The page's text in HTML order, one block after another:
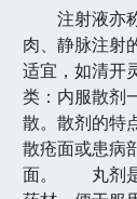
注射液亦称
肉、静脉注射
适宜，如清
类：内服散剂
散。散剂的特
散疮面或患病
面。 丸剂是